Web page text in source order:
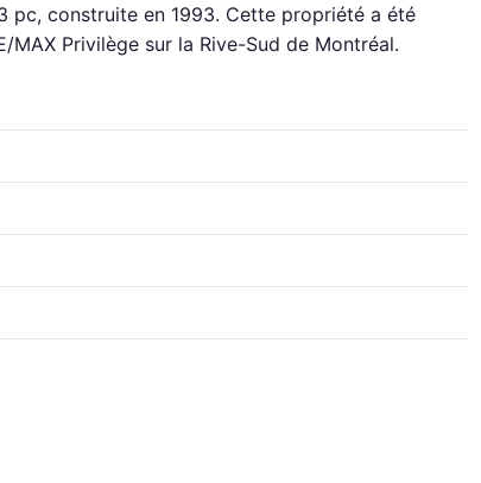
pc, construite en 1993. Cette propriété a été
Privilège sur la Rive-Sud de Montréal.